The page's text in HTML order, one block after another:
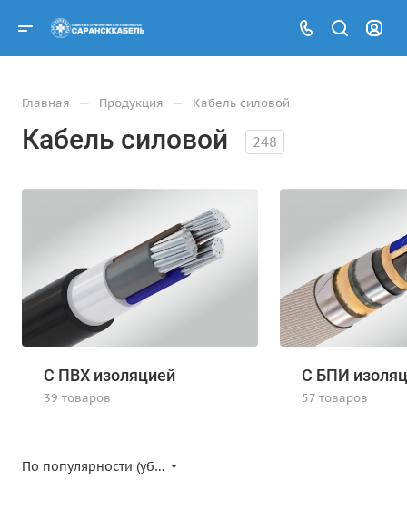
Главная — Продукция — Кабель силовой
Кабель силовой 248
С ПВХ изоляцией
39 товаров
С БПИ
57 товаров
По популярности (убывание)